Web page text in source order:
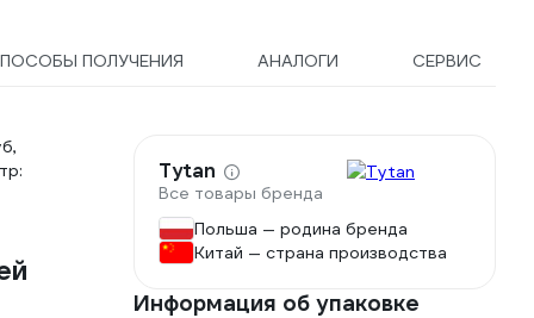
ПОЛУЧЕНИЯ АНАЛОГИ СЕРВИС
Tytan
Все товары бренда
Польша — родина бренда
Китай — страна производства
Информация об упаковке